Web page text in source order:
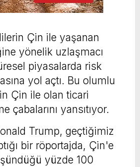
Çin ile yaşanan
yönelik uzlaşmacı
piyasalarda risk
yol açtı. Bu olumlu
Çin ile olan ticari
çabalarını yansıtıyor.
Trump, geçtiğimiz
bir röportajda, Çin'e
yüzde 100